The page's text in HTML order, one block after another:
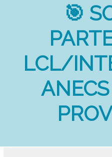
🎯
LCL/